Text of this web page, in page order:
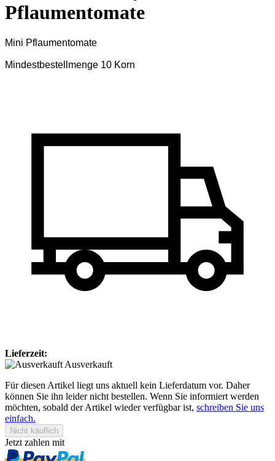
Pflaumentomate
Mini Pflaumentomate
Mindestbestellmenge 10 Korn
Lieferzeit:
Ausverkauft
Für diesen Artikel liegt uns aktuell kein Lieferdatum vor. Daher
können Sie ihn leider nicht bestellen. Wenn Sie informiert werden
möchten, sobald der Artikel wieder verfügbar ist, schreiben Sie uns
einfach.
Jetzt zahlen mit